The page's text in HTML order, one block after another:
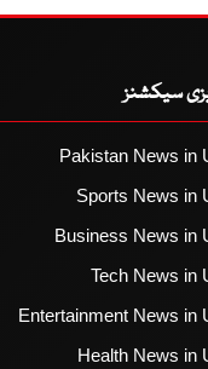
سیکشنز
Pakistan News in
Sports News in
Business News in
Tech News in
Entertainment News in
Health News in